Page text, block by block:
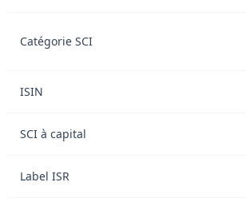
Catégorie SCI
ISIN
SCI à capital
Label ISR